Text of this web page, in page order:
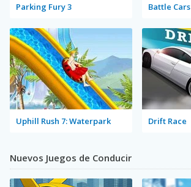
Parking Fury 3 Battle Cars
Uphill Rush 7: Waterpark Drift Race
Nuevos Juegos de Conducir